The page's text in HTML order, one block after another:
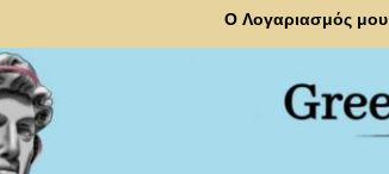
Ο Λογαριασμός μου